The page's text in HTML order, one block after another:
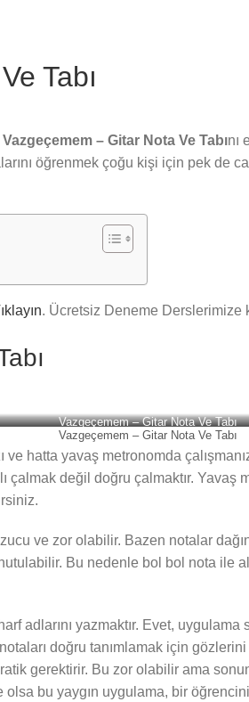
Tabı
Vazgeçemem – Gitar Nota Ve Tabını
öğrenmek çoğu kişi için pek de
. Ücretsiz Deneme Derslerimize
Vazgeçemem – Gitar Nota Ve Tabı
Vazgeçemem – Gitar Nota Ve Tabı
ve hatta yavaş metronomda
çalmak değil doğru çalmaktır.
ve zor olabilir. Bazen notalar
Bu nedenle bol bol nota ile
adlarını yazmaktır. Evet,
doğru tanımlamak için
gerektirir. Bu zor olabilir ama
olsa bu yaygın uygulama, bir